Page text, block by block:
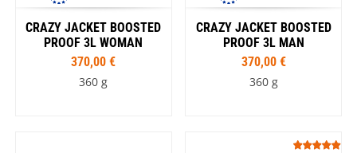
CRAZY JACKET BOOSTED
PROOF 3L WOMAN
370,00 €
360 g
CRAZY JACKET BOOSTED
PROOF 3L MAN
370,00 €
360 g